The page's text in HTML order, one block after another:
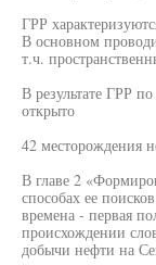
ГРР
В основном
т.ч.
В результате ГРР
открыто
42 месторождения
В главе 2
способах ее
времена - первая
происхождении
добычи нефти на